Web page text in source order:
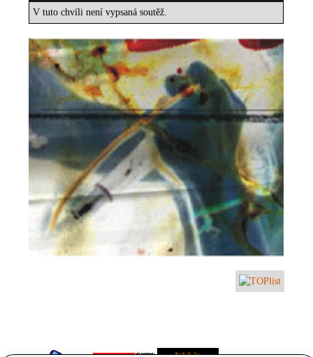
V tuto chvíli není vypsaná soutěž.